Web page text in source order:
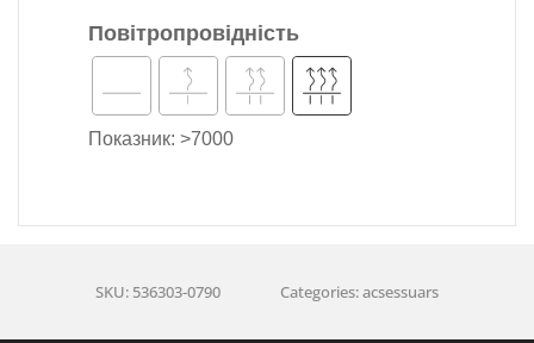
Повітропровідність
Показник: >7000
SKU: 536303-0790 Categories: acsessuars